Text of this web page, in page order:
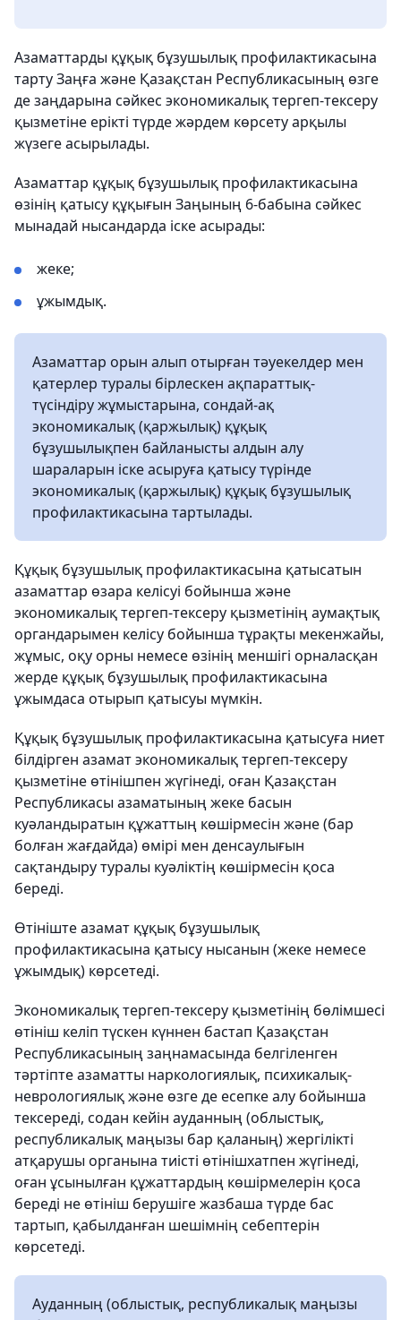
Азаматтарды құқық бұзушылық профилактикасына
тарту Заңға және Қазақстан Республикасының өзге
де заңдарына сәйкес экономикалық тергеп-тексеру
қызметіне ерікті түрде жәрдем көрсету арқылы
жүзеге асырылады.
Азаматтар құқық бұзушылық профилактикасына
өзінің қатысу құқығын Заңының 6-бабына сәйкес
мынадай нысандарда іске асырады:
жеке;
ұжымдық.
Азаматтар орын алып отырған тәуекелдер мен
қатерлер туралы бірлескен ақпараттық-
түсіндіру жұмыстарына, сондай-ақ
экономикалық (қаржылық) құқық
бұзушылықпен байланысты алдын алу
шараларын іске асыруға қатысу түрінде
экономикалық (қаржылық) құқық бұзушылық
профилактикасына тартылады.
Құқық бұзушылық профилактикасына қатысатын
азаматтар өзара келісуі бойынша және
экономикалық тергеп-тексеру қызметінің аумақтық
органдарымен келісу бойынша тұрақты мекенжайы,
жұмыс, оқу орны немесе өзінің меншігі орналасқан
жерде құқық бұзушылық профилактикасына
ұжымдаса отырып қатысуы мүмкін.
Құқық бұзушылық профилактикасына қатысуға ниет
білдірген азамат экономикалық тергеп-тексеру
қызметіне өтінішпен жүгінеді, оған Қазақстан
Республикасы азаматының жеке басын
куәландыратын құжаттың көшірмесін және (бар
болған жағдайда) өмірі мен денсаулығын
сақтандыру туралы куәліктің көшірмесін қоса
береді.
Өтініште азамат құқық бұзушылық
профилактикасына қатысу нысанын (жеке немесе
ұжымдық) көрсетеді.
Экономикалық тергеп-тексеру қызметінің бөлімшесі
өтініш келіп түскен күннен бастап Қазақстан
Республикасының заңнамасында белгіленген
тәртіпте азаматты наркологиялық, психикалық-
неврологиялық және өзге де есепке алу бойынша
тексереді, содан кейін ауданның (облыстық,
республикалық маңызы бар қаланың) жергілікті
атқарушы органына тиісті өтінішхатпен жүгінеді,
оған ұсынылған құжаттардың көшірмелерін қоса
береді не өтініш берушіге жазбаша түрде бас
тартып, қабылданған шешімнің себептерін
көрсетеді.
Ауданның (облыстық, республикалық маңызы